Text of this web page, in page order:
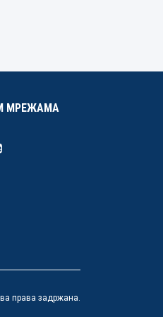
МРЕЖАМА
права задржана.